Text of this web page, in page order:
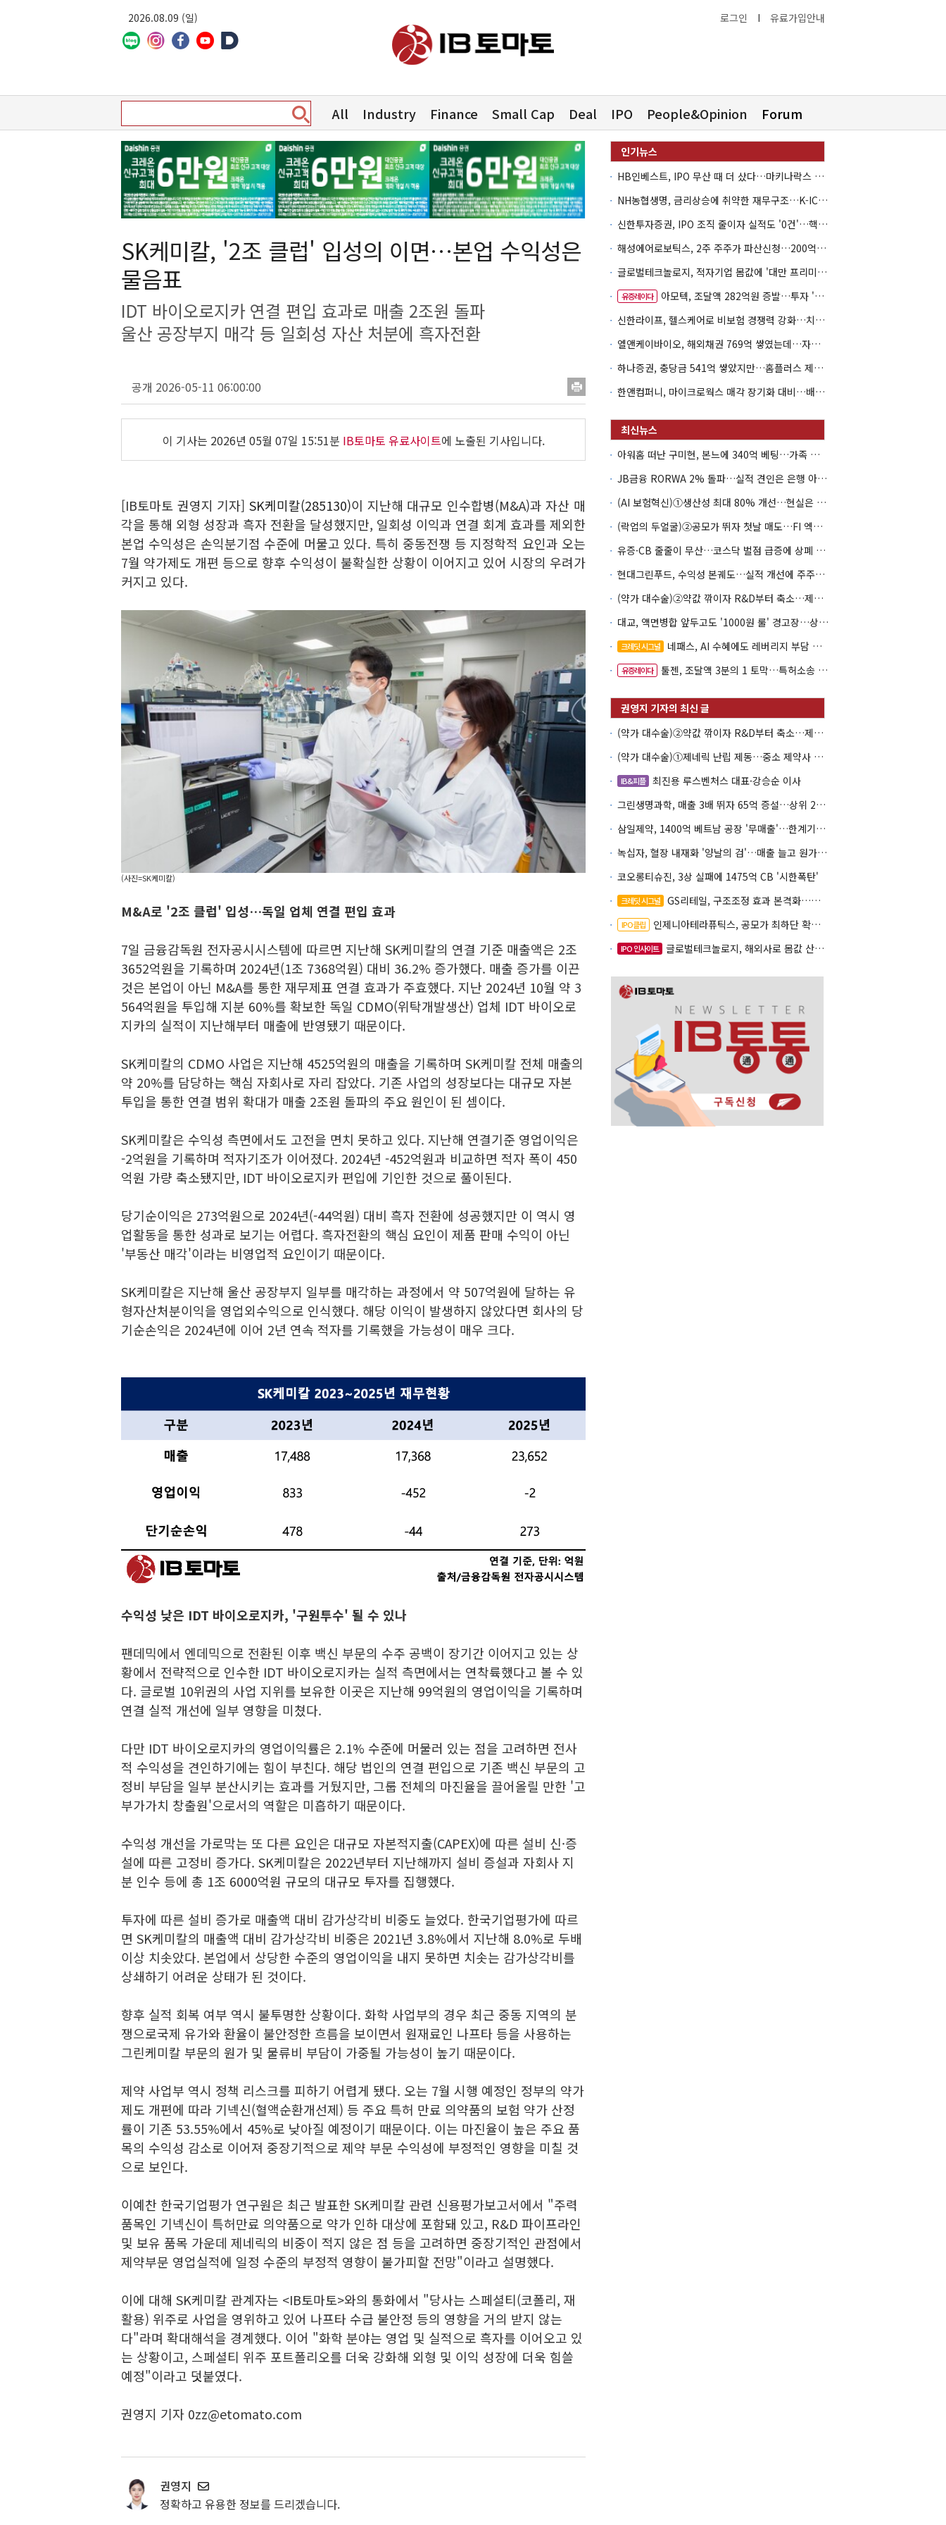
2026.08.09 (일) 로그인 I 유료가입안내
All Industry Finance Small Cap Deal IPO People&Opinion Forum
SK케미칼, '2조 클럽' 입성의 이면…본업 수익성은
물음표
IDT 바이오로지카 연결 편입 효과로 매출 2조원 돌파
울산 공장부지 매각 등 일회성 자산 처분에 흑자전환
공개 2026-05-11 06:00:00
이 기사는 2026년 05월 07일 15:51분 IB토마토 유료사이트에 노출된 기사입니다.
[IB토마토 권영지 기자] SK케미칼(285130)이 지난해 대규모 인수합병(M&A)과 자산 매
각을 통해 외형 성장과 흑자 전환을 달성했지만, 일회성 이익과 연결 회계 효과를 제외한
본업 수익성은 손익분기점 수준에 머물고 있다. 특히 중동전쟁 등 지정학적 요인과 오는
7월 약가제도 개편 등으로 향후 수익성이 불확실한 상황이 이어지고 있어 시장의 우려가
커지고 있다.
(사진=SK케미칼)
M&A로 '2조 클럽' 입성…독일 업체 연결 편입 효과
7일 금융감독원 전자공시시스템에 따르면 지난해 SK케미칼의 연결 기준 매출액은 2조
3652억원을 기록하며 2024년(1조 7368억원) 대비 36.2% 증가했다. 매출 증가를 이끈
것은 본업이 아닌 M&A를 통한 재무제표 연결 효과가 주효했다. 지난 2024년 10월 약 3
564억원을 투입해 지분 60%를 확보한 독일 CDMO(위탁개발생산) 업체 IDT 바이오로
지카의 실적이 지난해부터 매출에 반영됐기 때문이다.
SK케미칼의 CDMO 사업은 지난해 4525억원의 매출을 기록하며 SK케미칼 전체 매출의
약 20%를 담당하는 핵심 자회사로 자리 잡았다. 기존 사업의 성장보다는 대규모 자본
투입을 통한 연결 범위 확대가 매출 2조원 돌파의 주요 원인이 된 셈이다.
SK케미칼은 수익성 측면에서도 고전을 면치 못하고 있다. 지난해 연결기준 영업이익은
-2억원을 기록하며 적자기조가 이어졌다. 2024년 -452억원과 비교하면 적자 폭이 450
억원 가량 축소됐지만, IDT 바이오로지카 편입에 기인한 것으로 풀이된다.
당기순이익은 273억원으로 2024년(-44억원) 대비 흑자 전환에 성공했지만 이 역시 영
업활동을 통한 성과로 보기는 어렵다. 흑자전환의 핵심 요인이 제품 판매 수익이 아닌
'부동산 매각'이라는 비영업적 요인이기 때문이다.
SK케미칼은 지난해 울산 공장부지 일부를 매각하는 과정에서 약 507억원에 달하는 유
형자산처분이익을 영업외수익으로 인식했다. 해당 이익이 발생하지 않았다면 회사의 당
기순손익은 2024년에 이어 2년 연속 적자를 기록했을 가능성이 매우 크다.
수익성 낮은 IDT 바이오로지카, '구원투수' 될 수 있나
팬데믹에서 엔데믹으로 전환된 이후 백신 부문의 수주 공백이 장기간 이어지고 있는 상
황에서 전략적으로 인수한 IDT 바이오로지카는 실적 측면에서는 연착륙했다고 볼 수 있
다. 글로벌 10위권의 사업 지위를 보유한 이곳은 지난해 99억원의 영업이익을 기록하며
연결 실적 개선에 일부 영향을 미쳤다.
다만 IDT 바이오로지카의 영업이익률은 2.1% 수준에 머물러 있는 점을 고려하면 전사
적 수익성을 견인하기에는 힘이 부친다. 해당 법인의 연결 편입으로 기존 백신 부문의 고
정비 부담을 일부 분산시키는 효과를 거뒀지만, 그룹 전체의 마진율을 끌어올릴 만한 '고
부가가치 창출원'으로서의 역할은 미흡하기 때문이다.
수익성 개선을 가로막는 또 다른 요인은 대규모 자본적지출(CAPEX)에 따른 설비 신·증
설에 따른 고정비 증가다. SK케미칼은 2022년부터 지난해까지 설비 증설과 자회사 지
분 인수 등에 총 1조 6000억원 규모의 대규모 투자를 집행했다.
투자에 따른 설비 증가로 매출액 대비 감가상각비 비중도 늘었다. 한국기업평가에 따르
면 SK케미칼의 매출액 대비 감가상각비 비중은 2021년 3.8%에서 지난해 8.0%로 두배
이상 치솟았다. 본업에서 상당한 수준의 영업이익을 내지 못하면 치솟는 감가상각비를
상쇄하기 어려운 상태가 된 것이다.
향후 실적 회복 여부 역시 불투명한 상황이다. 화학 사업부의 경우 최근 중동 지역의 분
쟁으로국제 유가와 환율이 불안정한 흐름을 보이면서 원재료인 나프타 등을 사용하는
그린케미칼 부문의 원가 및 물류비 부담이 가중될 가능성이 높기 때문이다.
제약 사업부 역시 정책 리스크를 피하기 어렵게 됐다. 오는 7월 시행 예정인 정부의 약가
제도 개편에 따라 기넥신(혈액순환개선제) 등 주요 특허 만료 의약품의 보험 약가 산정
률이 기존 53.55%에서 45%로 낮아질 예정이기 때문이다. 이는 마진율이 높은 주요 품
목의 수익성 감소로 이어져 중장기적으로 제약 부문 수익성에 부정적인 영향을 미칠 것
으로 보인다.
이예찬 한국기업평가 연구원은 최근 발표한 SK케미칼 관련 신용평가보고서에서 "주력
품목인 기넥신이 특허만료 의약품으로 약가 인하 대상에 포함돼 있고, R&D 파이프라인
및 보유 품목 가운데 제네릭의 비중이 적지 않은 점 등을 고려하면 중장기적인 관점에서
제약부문 영업실적에 일정 수준의 부정적 영향이 불가피할 전망"이라고 설명했다.
이에 대해 SK케미칼 관계자는 <IB토마토>와의 통화에서 "당사는 스페셜티(코폴리, 재
활용) 위주로 사업을 영위하고 있어 나프타 수급 불안정 등의 영향을 거의 받지 않는
다"라며 확대해석을 경계했다. 이어 "화학 분야는 영업 및 실적으로 흑자를 이어오고 있
는 상황이고, 스페셜티 위주 포트폴리오를 더욱 강화해 외형 및 이익 성장에 더욱 힘쓸
예정"이라고 덧붙였다.
권영지 기자 0zz@etomato.com
권영지
정확하고 유용한 정보를 드리겠습니다.
HB인베스트, IPO 무산 때 더 샀다…마키나락스 투자 2.7배 회수
NH농협생명, 금리상승에 취약한 재무구조…K-ICS 변동성 '주의보'
신한투자증권, IPO 조직 줄이자 실적도 '0건'…핵심 인력까지 이탈
해성에어로보틱스, 2주 주주가 파산신청…200억 CB 분쟁 확산
글로벌테크놀로지, 적자기업 몸값에 '대만 프리미엄'…공모가 논란
유증레이다
아모텍, 조달액 282억원 증발…투자 '속도 조절' 불가피
신한라이프, 헬스케어로 비보험 경쟁력 강화…치매·간병 공략
엘앤케이바이오, 해외채권 769억 쌓였는데…자회사 4곳 자본잠식
하나증권, 충당금 541억 쌓았지만…홈플러스 제재는 추가 비용 불씨
한앤컴퍼니, 마이크로웍스 매각 장기화 대비…배당 회수판 깔았다
아워홈 떠난 구미현, 본느에 340억 베팅…가족 지배체제 구축
JB금융 RORWA 2% 돌파…실적 견인은 은행 아닌 캐피탈
(AI 보험혁신)①생산성 최대 80% 개선…현실은 '실행 격차'
(락업의 두얼굴)②공모가 뛰자 첫날 매도…FI 엑시트 전략 갈렸다
유증·CB 줄줄이 무산…코스닥 벌점 급증에 상폐 압박
현대그린푸드, 수익성 본궤도…실적 개선에 주주환원까지
(약가 대수술)②약값 깎이자 R&D부터 축소…제약업계 비상경영 돌입
대교, 액면병합 앞두고도 '1000원 룰' 경고장…상장유지 시험대
크레딧 시그널 네패스, AI 수혜에도 레버리지 부담 여전
유증레이다 툴젠, 조달액 3분의 1 토막…특허소송 비용부터 챙긴다
(약가 대수술)②약값 깎이자 R&D부터 축소…제약업계 비상경영 돌입
(약가 대수술)①제네릭 난립 제동…중소 제약사 수익성 비상
IB&피플
최진용 루스벤처스 대표·강승순 이사
그린생명과학, 매출 3배 뛰자 65억 증설…상위 2곳 의존도 82%
삼일제약, 1400억 베트남 공장 '무매출'…한계기업 편입 위기
녹십자, 혈장 내재화 '양날의 검'…매출 늘고 원가도 상승
코오롱티슈진, 3상 실패에 1475억 CB '시한폭탄'
크레딧 시그널 GS리테일, 구조조정 효과 본격화…재무체력 '강화'
IPO클립 인제니아테라퓨틱스, 공모가 최하단 확정…600억 조달
IPO 인사이트 글로벌테크놀로지, 해외사로 몸값 산정…520억 공모